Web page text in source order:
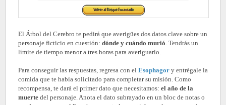
El Árbol del Cerebro te pedirá que averigües dos datos clave sobre un
personaje ficticio en cuestión: dónde y cuándo murió. Tendrás un
límite de tiempo menor a tres horas para averiguarlo.
Para conseguir las respuestas, regresa con el Esophagor y entrégale la
comida que te había solicitado para completar su misión. Como
recompensa, te dará el primer dato que necesitamos: el año de la
muerte del personaje. Anota el dato subrayado en un bloc de notas o